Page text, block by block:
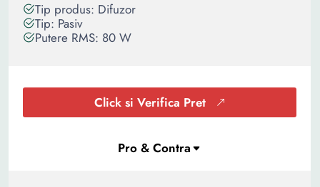
Tip produs: Difuzor
Tip: Pasiv
Putere RMS: 80 W
Click si Verifica Pret